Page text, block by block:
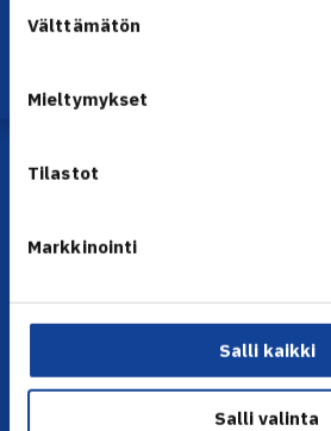
valinta
Välttämätön
Mieltymykset
Tilastot
Markkinointi
Salli kaikki
Salli valinta
Puh. 010 574 3959
Toimiston puhelinajat:
Muina aikoina olkaa yhteydessä
sähköpostitse: toimisto@tennis.fi